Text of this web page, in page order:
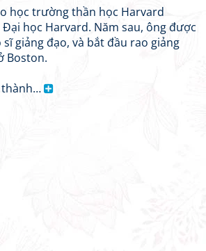
học trường thần học Harvard
học Harvard. Năm sau, ông được
giảng đạo, và bắt đầu rao giảng
Boston.
thành…